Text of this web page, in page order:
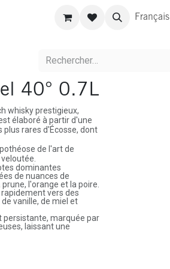
Français
40° 0.7L
whisky prestigieux,
élaboré à partir d'une
rares d'Écosse, dont
de l'art de
dominantes
de nuances de
l'orange et la poire.
vers des
de vanille, de miel et
persistante, marquée par
laissant une